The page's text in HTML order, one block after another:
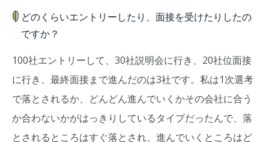
どのくらいエントリーしたり、面接を受けたりしたの
ですか？
100社エントリーして、30社説明会に行き、20社位面接
に行き、最終面接まで進んだのは3社です。私は1次選考
で落とされるか、どんどん進んでいくかその会社に合う
か合わないかがはっきりしているタイプだったんで、落
とされるところはすぐ落とされ、進んでいくところはど